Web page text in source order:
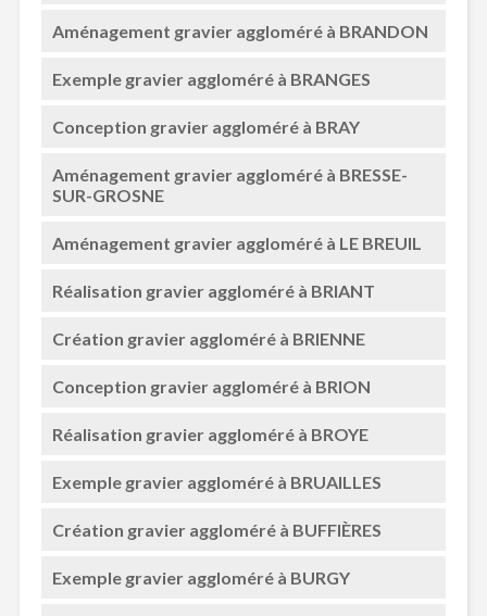
Aménagement gravier aggloméré à BRANDON
Exemple gravier aggloméré à BRANGES
Conception gravier aggloméré à BRAY
Aménagement gravier aggloméré à BRESSE-
SUR-GROSNE
Aménagement gravier aggloméré à LE BREUIL
Réalisation gravier aggloméré à BRIANT
Création gravier aggloméré à BRIENNE
Conception gravier aggloméré à BRION
Réalisation gravier aggloméré à BROYE
Exemple gravier aggloméré à BRUAILLES
Création gravier aggloméré à BUFFIÈRES
Exemple gravier aggloméré à BURGY